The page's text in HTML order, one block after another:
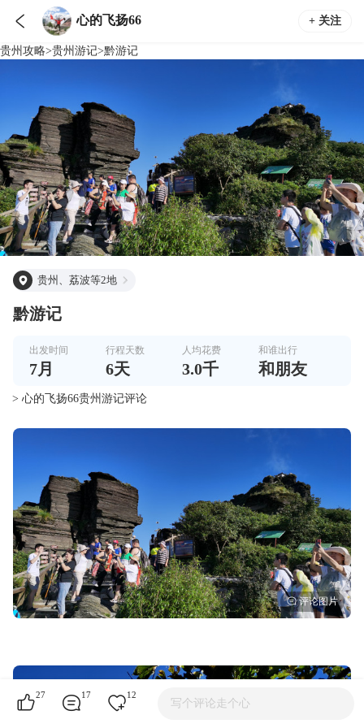
 心的飞扬66 + 关注
贵州 攻略>贵州 游记>黔游记
贵州、荔波等2地
黔游记
出发时间
7月
行程天数
6天
人均花费
3.0千
和谁出行
和朋友
> 心的飞扬66贵州游记评论
27 17 12
写个评论走个心